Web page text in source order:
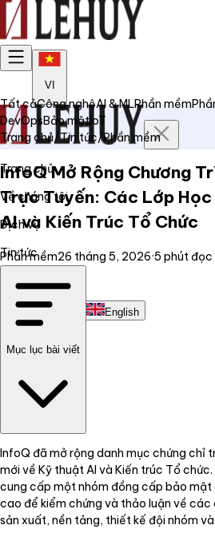
VI
Trang chủ
Về chúng tôi
Dịch vụ
Tin tức
Liên hệ
Tiếng Việt English
Tất cảCông nghệAI & MLPhần mềm
DevOpsBảo mậtIoT
Trang chủ/Tin tức/Phần mềm
InfoQ Mở Rộng Chương
Trực Tuyến: Các Lớp
AI và Kiến Trúc Tổ Chức
Phần mềm26 tháng 5, 2026·5 phút đọc
Mục lục bài viết
InfoQ đã mở rộng danh mục chứng chỉ
mới về Kỹ thuật AI và Kiến trúc Tổ
cung cấp một nhóm đồng cấp bảo
cao để kiểm chứng và thảo luận về các
sản xuất, nền tảng, thiết kế đội nhóm